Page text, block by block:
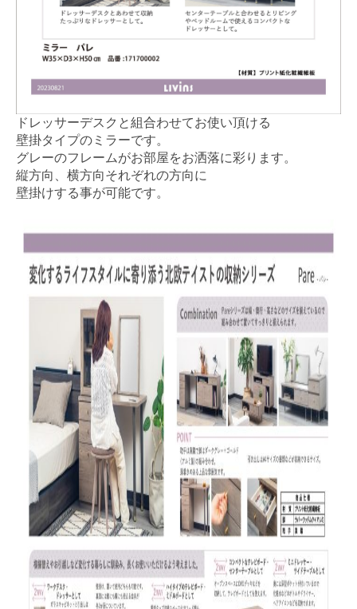
ドレッサーデスクと組合わせてお使い頂ける
壁掛タイプのミラーです。
グレーのフレームがお部屋をお洒落に彩ります。
縦方向、横方向それぞれの方向に
壁掛けする事が可能です。